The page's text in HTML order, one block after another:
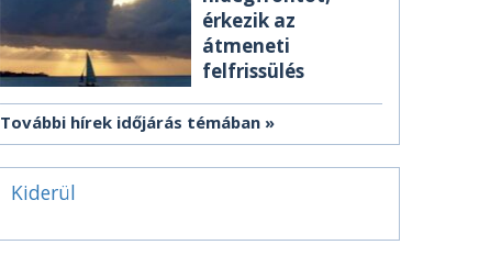
érkezik az
átmeneti
felfrissülés
További hírek időjárás témában
Kiderül